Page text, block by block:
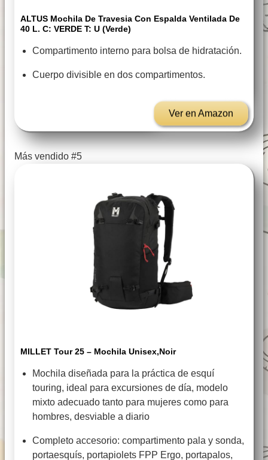
ALTUS Mochila De Travesia Con Espalda Ventilada De
40 L. C: VERDE T: U (Verde)
Compartimento interno para bolsa de hidratación.
Cuerpo divisible en dos compartimentos.
Ver en Amazon
Más vendido #5
MILLET Tour 25 – Mochila Unisex,Noir
Mochila diseñada para la práctica de esquí
touring, ideal para excursiones de día, modelo
mixto adecuado tanto para mujeres como para
hombres, desviable a diario
Completo accesorio: compartimento pala y sonda,
portaesquís, portapiolets FPP Ergo, portapalos,